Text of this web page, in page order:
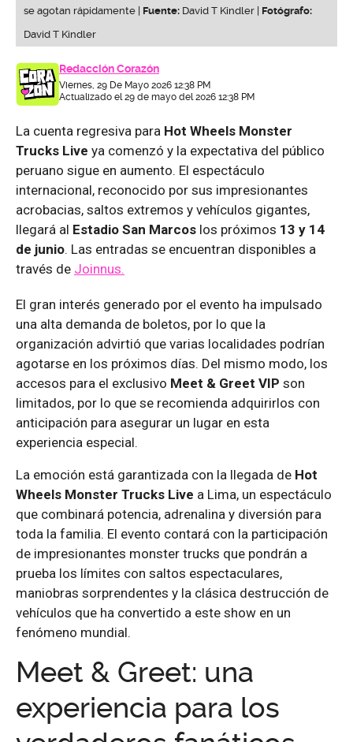
se agotan rápidamente | Fuente: David T Kindler | Fotógrafo:
David T Kindler
Redacción Corazón
Viernes, 29 De Mayo 2026 12:38 PM
Actualizado el 29 de mayo del 2026 12:38 PM
La cuenta regresiva para Hot Wheels Monster
Trucks Live ya comenzó y la expectativa del público
peruano sigue en aumento. El espectáculo
internacional, reconocido por sus impresionantes
acrobacias, saltos extremos y vehículos gigantes,
llegará al Estadio San Marcos los próximos 13 y 14
de junio. Las entradas se encuentran disponibles a
través de Joinnus.
El gran interés generado por el evento ha impulsado
una alta demanda de boletos, por lo que la
organización advirtió que varias localidades podrían
agotarse en los próximos días. Del mismo modo, los
accesos para el exclusivo Meet & Greet VIP son
limitados, por lo que se recomienda adquirirlos con
anticipación para asegurar un lugar en esta
experiencia especial.
La emoción está garantizada con la llegada de Hot
Wheels Monster Trucks Live a Lima, un espectáculo
que combinará potencia, adrenalina y diversión para
toda la familia. El evento contará con la participación
de impresionantes monster trucks que pondrán a
prueba los límites con saltos espectaculares,
maniobras sorprendentes y la clásica destrucción de
vehículos que ha convertido a este show en un
fenómeno mundial.
Meet & Greet: una
experiencia para los